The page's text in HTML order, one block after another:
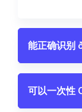
能正确识别
可以一次性